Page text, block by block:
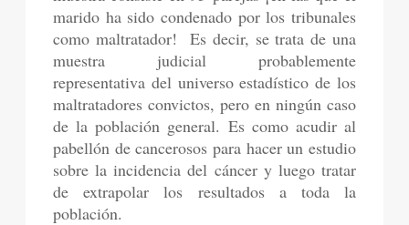
marido ha sido condenado por los tribunales
como maltratador! Es decir, se trata de una
muestra judicial probablemente
representativa del universo estadístico de los
maltratadores convictos, pero en ningún caso
de la población general. Es como acudir al
pabellón de cancerosos para hacer un estudio
sobre la incidencia del cáncer y luego tratar
de extrapolar los resultados a toda la
población.